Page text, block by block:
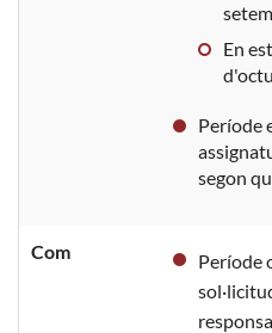
En
Període
segon
Com
Període